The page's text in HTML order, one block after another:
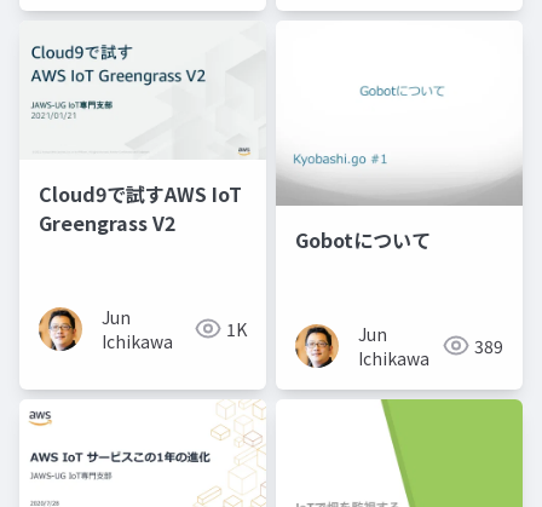
Cloud9で試すAWS IoT
Greengrass V2
Jun
Ichikawa
1K
Gobotについて
Jun
Ichikawa
389